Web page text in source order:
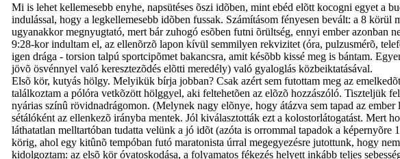
Mi is lehet kellemesebb enyhe, napsütéses õszi idõben, mint ebéd elõtt kocogni egyet a
indulással, hogy a legkellemesebb idõben fussak. Számításom fényesen bevált: a 8
ugyanakkor megnyugtató, mert bár zuhogó esõben futni õrültség, ennyi ember azonban
9:28-kor indultam el, az ellenõrzõ lapon kívül semmilyen rekvizitet (óra, pulzusmérõ,
igen drága - torsion talpú sportcipõmet bakancsra, amit késõbb kissé meg is bántam.
jövõ ösvénnyel való keresztezõdés elõtti meredély) való gyaloglás közbeiktatásával.
Elsõ kör, kutyás hölgy. Melyikük bírja jobban? Csak azért sem futottam meg az
találkoztam a pólóra vetkõzött hölggyel, aki feltehetõen az elõzõ hozzászóló. Tiszteljük
nyárias színû rövidnadrágomon. (Melynek nagy elõnye, hogy átázva sem tapad az
sétálóként az ellenkezõ irányba mentek. Jól kiválasztották ezt a kolostorlátogatást. Mert
láthatatlan melltartóban tudatta velünk a jó idõt (azóta is orrommal tapadok a
körig, ahol egy kitûnõ tempóban futó maratonista úrral megegyezésre jutottunk, hogy
kidolgoztam: az elsõ kör óvatoskodása, a folyamatos fékezés helyett inkább teljes